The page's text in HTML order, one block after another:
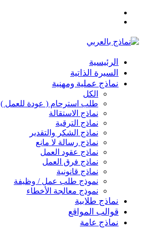
الرئيسية
السيرة الذاتية
نماذج عملية ومهنية
الكل
طلب استرحام ( عودة للعمل )
نماذج الاستقالة
نماذج الترقية
نماذج الشكر والتقدير
نماذج رسالة لا مانع
نماذج عقود العمل
نماذج فرق العمل
نماذج قانونية
نموذج طلب عمل / وظيفة
نموذج معالجة الأخطاء
نماذج طلابية
قوالب المواقع
نماذج عامة